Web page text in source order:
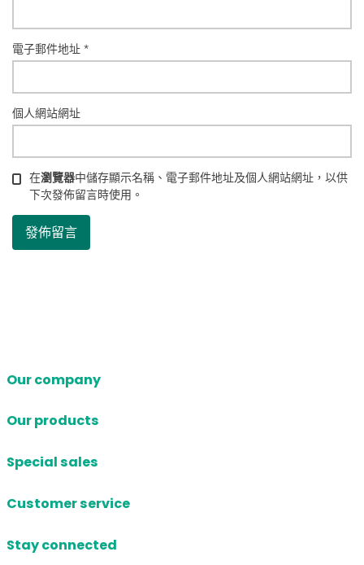
電子郵件地址*
個人網站網址
在瀏覽器中儲存顯示名稱、電子郵件地址及個人網站網址，以供
下次發佈留言時使用。
Our company
Our products
Special sales
Customer service
Stay connected